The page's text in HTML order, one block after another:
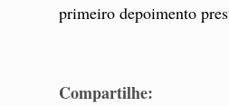
primeiro depoimento
Compartilhe: